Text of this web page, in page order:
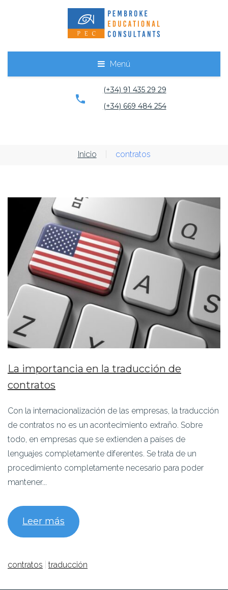
Menú
(+34) 91 435 29 29
(+34) 669 484 254
Inicio contratos
La importancia en la traducción de
contratos
Con la internacionalización de las empresas, la traducción
de contratos no es un acontecimiento extraño. Sobre
todo, en empresas que se extienden a países de
lenguajes completamente diferentes. Se trata de un
procedimiento completamente necesario para poder
mantener...
Leer más
contratos traducción